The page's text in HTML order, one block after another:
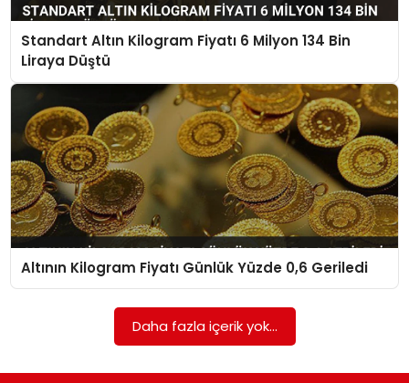
SPOR
EĞITIM
OTOMOBIL
TEKNOLOJI
EKONOMI
Standart Altın Kilogram Fiyatı 6 Milyon 134 Bin
Liraya Düştü
Altının Kilogram Fiyatı Günlük Yüzde 0,6 Geriledi
Daha fazla içerik yok...